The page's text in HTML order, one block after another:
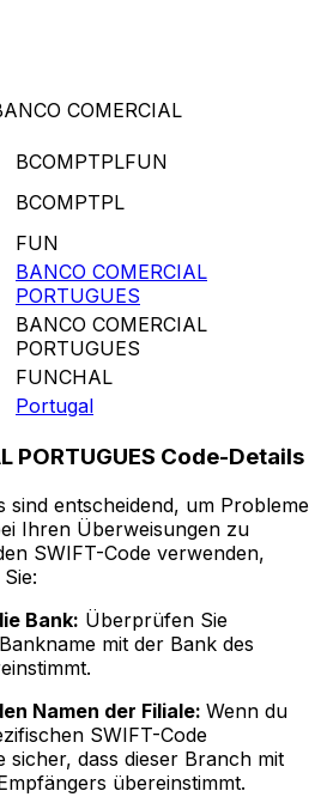
COMERCIAL
BCOMPTPLFUN
BCOMPTPL
FUN
BANCO COMERCIAL
PORTUGUES
BANCO COMERCIAL
PORTUGUES
FUNCHAL
Portugal
PORTUGUES Code-Details
sind entscheidend, um Probleme
Ihren Überweisungen zu
SWIFT-Code verwenden,
Bank: Überprüfen Sie
mit der Bank des
Namen der Filiale: Wenn du
SWIFT-Code
sicher, dass dieser Branch mit
übereinstimmt.